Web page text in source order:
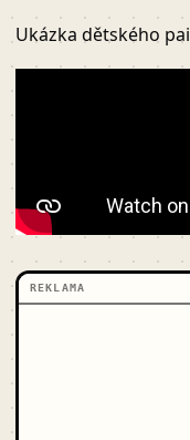
Ukázka dětského
REKLAMA